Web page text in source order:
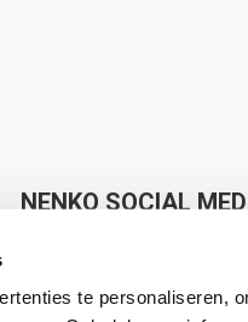
te personaliseren,
NENKO SOCIAL